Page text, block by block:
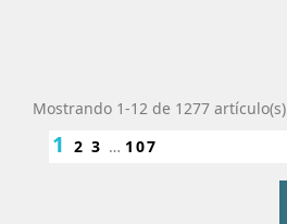
Mostrando 1-12 de 1277 artículo(s)
123 … 107